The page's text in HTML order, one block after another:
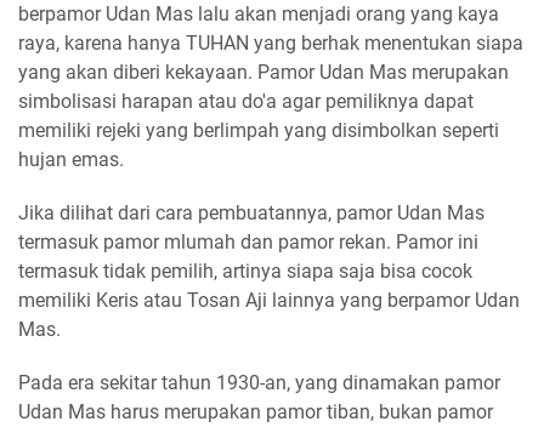
berpamor Udan Mas lalu akan menjadi orang yang kaya
raya, karena hanya TUHAN yang berhak menentukan siapa
yang akan diberi kekayaan. Pamor Udan Mas merupakan
simbolisasi harapan atau do'a agar pemiliknya dapat
memiliki rejeki yang berlimpah yang disimbolkan seperti
hujan emas.
Jika dilihat dari cara pembuatannya, pamor Udan Mas
termasuk pamor mlumah dan pamor rekan. Pamor ini
termasuk tidak pemilih, artinya siapa saja bisa cocok
memiliki Keris atau Tosan Aji lainnya yang berpamor Udan
Mas.
Pada era sekitar tahun 1930-an, yang dinamakan pamor
Udan Mas harus merupakan pamor tiban, bukan pamor